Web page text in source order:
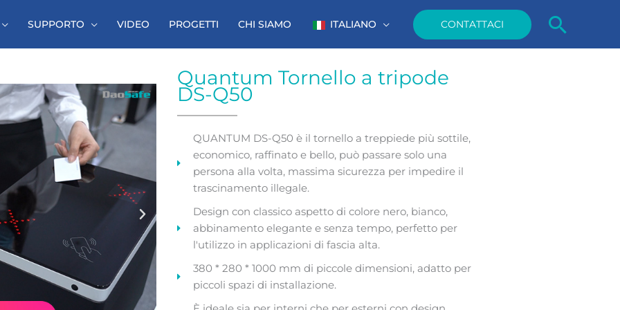
SUPPORTO VIDEO PROGETTI CHI SIAMO ITALIANO CONTATTACI Cerca
Quantum Tornello a tripode
DS-Q50
QUANTUM DS-Q50 è il tornello a treppiede più sottile,
economico, raffinato e bello, può passare solo una
persona alla volta, massima sicurezza per impedire il
trascinamento illegale.
Design con classico aspetto di colore nero, bianco,
abbinamento elegante e senza tempo, perfetto per
l'utilizzo in applicazioni di fascia alta.
380 * 280 * 1000 mm di piccole dimensioni, adatto per
piccoli spazi di installazione.